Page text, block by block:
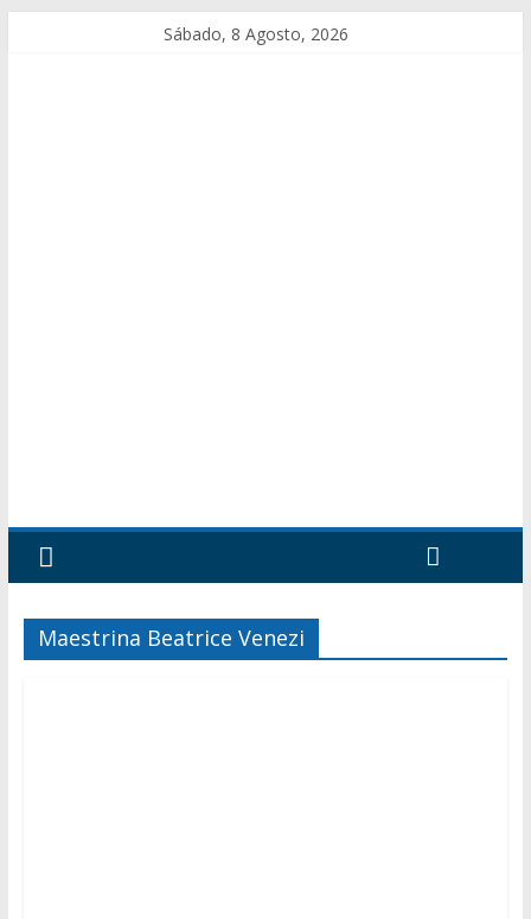
Sábado, 8 Agosto, 2026
Maestrina Beatrice Venezi